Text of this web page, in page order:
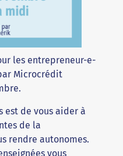
les entrepreneur-e-
Microcrédit
est de vous aider à
de la
rendre autonomes.
vous